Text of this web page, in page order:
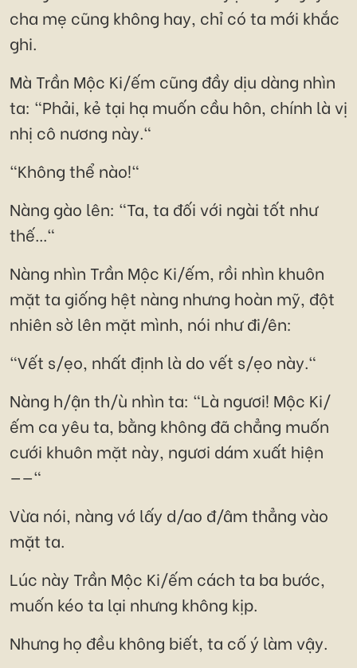
cha mẹ cũng không hay, chỉ có ta mới khắc
ghi.
Mà Trần Mộc Ki/ếm cũng đầy dịu dàng nhìn
ta: "Phải, kẻ tại hạ muốn cầu hôn, chính là vị
nhị cô nương này."
"Không thể nào!"
Nàng gào lên: "Ta, ta đối với ngài tốt như
thế..."
Nàng nhìn Trần Mộc Ki/ếm, rồi nhìn khuôn
mặt ta giống hệt nàng nhưng hoàn mỹ, đột
nhiên sờ lên mặt mình, nói như đi/ên:
"Vết s/ẹo, nhất định là do vết s/ẹo này."
Nàng h/ận th/ù nhìn ta: "Là ngươi! Mộc Ki/
ếm ca yêu ta, bằng không đã chẳng muốn
cưới khuôn mặt này, ngươi dám xuất hiện
——"
Vừa nói, nàng vớ lấy d/ao đ/âm thẳng vào
mặt ta.
Lúc này Trần Mộc Ki/ếm cách ta ba bước,
muốn kéo ta lại nhưng không kịp.
Nhưng họ đều không biết, ta cố ý làm vậy.